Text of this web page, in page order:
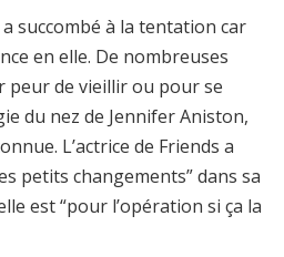
a succombé à la tentation car
en elle. De nombreuses
peur de vieillir ou pour se
du nez de Jennifer Aniston,
L’actrice de Friends a
petits changements” dans sa
est “pour l’opération si ça la